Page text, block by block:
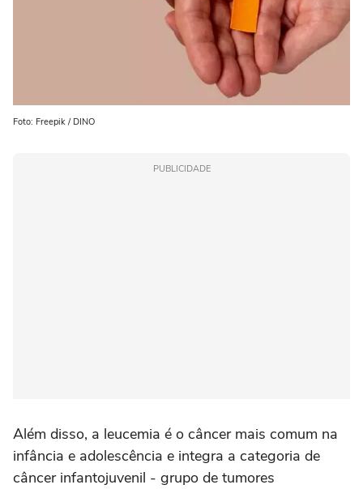
Foto: Freepik / DINO
PUBLICIDADE
Além disso, a leucemia é o câncer mais comum na
infância e adolescência e integra a categoria de
câncer infantojuvenil - grupo de tumores